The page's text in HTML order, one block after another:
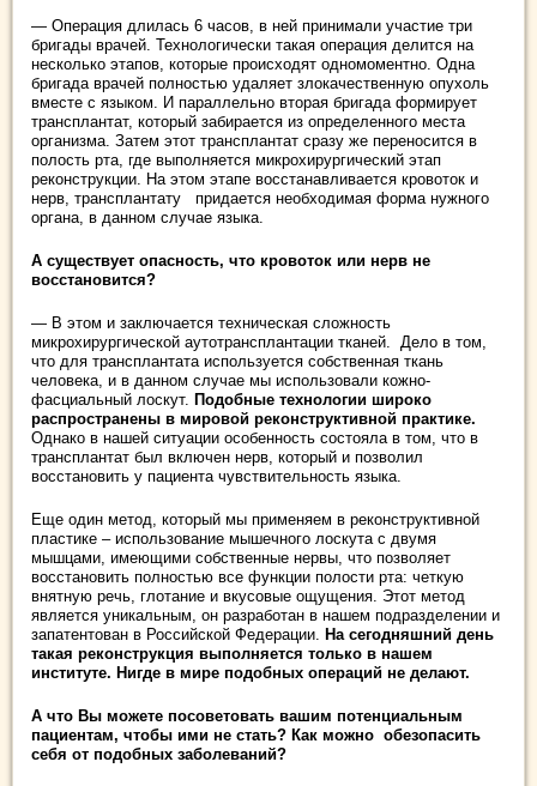
— Операция длилась 6 часов, в ней принимали участие три
бригады врачей. Технологически такая операция делится на
несколько этапов, которые происходят одномоментно. Одна
бригада врачей полностью удаляет злокачественную опухоль
вместе с языком. И параллельно вторая бригада формирует
трансплантат, который забирается из определенного места
организма. Затем этот трансплантат сразу же переносится в
полость рта, где выполняется микрохирургический этап
реконструкции. На этом этапе восстанавливается кровоток и
нерв, трансплантату придается необходимая форма нужного
органа, в данном случае языка.
А существует опасность, что кровоток или нерв не
восстановится?
— В этом и заключается техническая сложность
микрохирургической аутотрансплантации тканей. Дело в том,
что для трансплантата используется собственная ткань
человека, и в данном случае мы использовали кожно-
фасциальный лоскут. Подобные технологии широко
распространены в мировой реконструктивной практике.
Однако в нашей ситуации особенность состояла в том, что в
трансплантат был включен нерв, который и позволил
восстановить у пациента чувствительность языка.
Еще один метод, который мы применяем в реконструктивной
пластике – использование мышечного лоскута с двумя
мышцами, имеющими собственные нервы, что позволяет
восстановить полностью все функции полости рта: четкую
внятную речь, глотание и вкусовые ощущения. Этот метод
является уникальным, он разработан в нашем подразделении и
запатентован в Российской Федерации.
На сегодняшний день
такая реконструкция выполняется только в нашем
институте. Нигде в мире подобных операций не делают.
А что Вы можете посоветовать вашим потенциальным
пациентам, чтобы ими не стать? Как можно обезопасить
себя от подобных заболеваний?